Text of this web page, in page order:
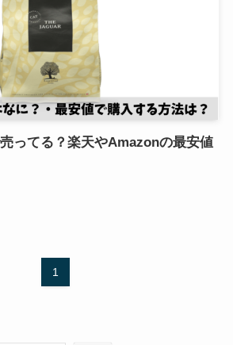
ってる？楽天やAmazonの最安値
1